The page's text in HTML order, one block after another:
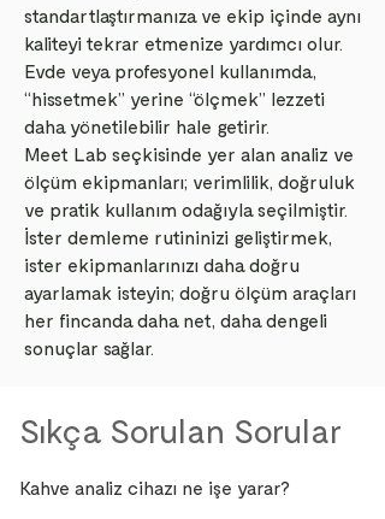
standartlaştırmanıza ve ekip içinde aynı
kaliteyi tekrar etmenize yardımcı olur.
Evde veya profesyonel kullanımda,
“hissetmek” yerine “ölçmek” lezzeti
daha yönetilebilir hale getirir.
Meet Lab seçkisinde yer alan analiz ve
ölçüm ekipmanları; verimlilik, doğruluk
ve pratik kullanım odağıyla seçilmiştir.
İster demleme rutininizi geliştirmek,
ister ekipmanlarınızı daha doğru
ayarlamak isteyin; doğru ölçüm araçları
her fincanda daha net, daha dengeli
sonuçlar sağlar.
Sıkça Sorulan Sorular
Kahve analiz cihazı ne işe yarar?